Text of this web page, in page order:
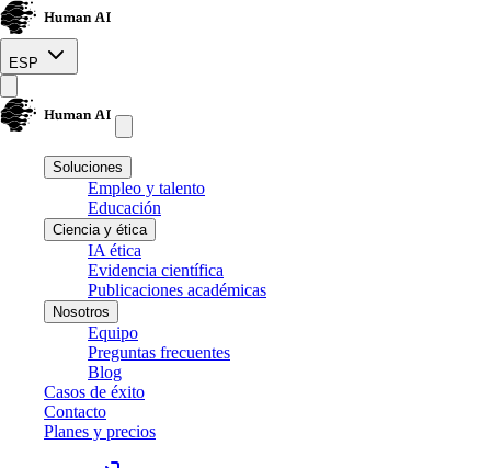
ESP
Soluciones
Empleo y talento
Educación
Ciencia y ética
IA ética
Evidencia científica
Publicaciones académicas
Nosotros
Equipo
Preguntas frecuentes
Blog
Casos de éxito
Contacto
Planes y precios